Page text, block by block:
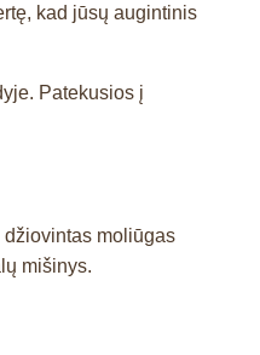
kad jūsų augintinis
Patekusios į
moliūgas
mišinys.